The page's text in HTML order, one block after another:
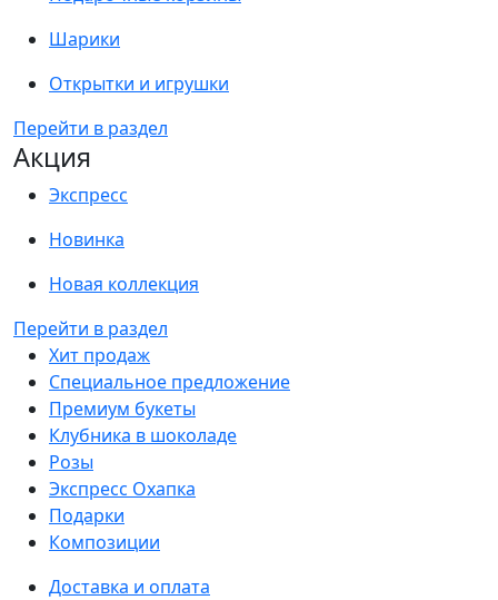
Шарики
Открытки и игрушки
Перейти в раздел
Акция
Экспресс
Новинка
Новая коллекция
Перейти в раздел
Хит продаж
Специальное предложение
Премиум букеты
Клубника в шоколаде
Розы
Экспресс Охапка
Подарки
Композиции
Доставка и оплата